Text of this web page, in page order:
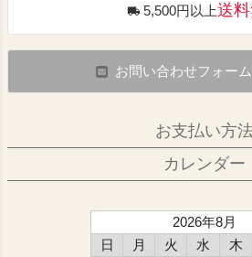
5,500円以上送
お問い合わせフォー
お支払い方
カレンダー
2026年8月
日
月 火 水 木